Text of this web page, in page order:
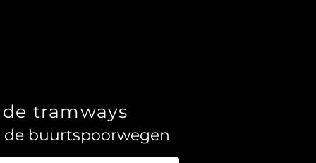
de tramways
de buurtspoorwegen